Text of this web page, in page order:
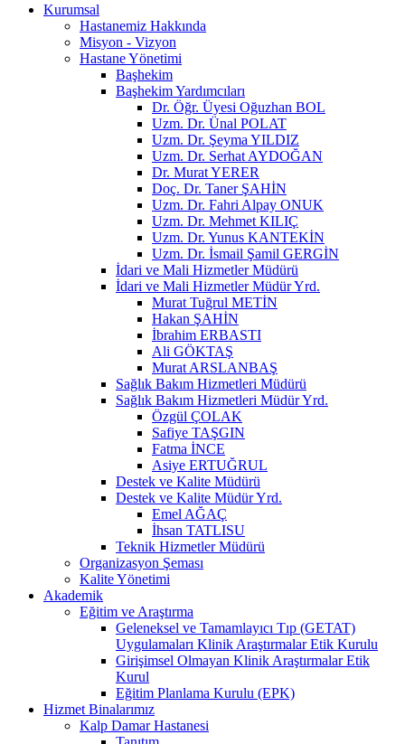
Kurumsal
Hastanemiz Hakkında
Misyon - Vizyon
Hastane Yönetimi
Başhekim
Başhekim Yardımcıları
Dr. Öğr. Üyesi Oğuzhan BOL
Uzm. Dr. Ünal POLAT
Uzm. Dr. Şeyma YILDIZ
Uzm. Dr. Serhat AYDOĞAN
Dr. Murat YERER
Doç. Dr. Taner ŞAHİN
Uzm. Dr. Fahri Alpay ONUK
Uzm. Dr. Mehmet KILIÇ
Uzm. Dr. Yunus KANTEKİN
Uzm. Dr. İsmail Şamil GERGİN
İdari ve Mali Hizmetler Müdürü
İdari ve Mali Hizmetler Müdür Yrd.
Murat Tuğrul METİN
Hakan ŞAHİN
İbrahim ERBASTI
Ali GÖKTAŞ
Murat ARSLANBAŞ
Sağlık Bakım Hizmetleri Müdürü
Sağlık Bakım Hizmetleri Müdür Yrd.
Özgül ÇOLAK
Safiye TAŞGIN
Fatma İNCE
Asiye ERTUĞRUL
Destek ve Kalite Müdürü
Destek ve Kalite Müdür Yrd.
Emel AĞAÇ
İhsan TATLISU
Teknik Hizmetler Müdürü
Organizasyon Şeması
Kalite Yönetimi
Akademik
Eğitim ve Araştırma
Geleneksel ve Tamamlayıcı Tıp (GETAT)
Uygulamaları Klinik Araştırmalar Etik Kurulu
Girişimsel Olmayan Klinik Araştırmalar Etik
Kurul
Eğitim Planlama Kurulu (EPK)
Hizmet Binalarımız
Kalp Damar Hastanesi